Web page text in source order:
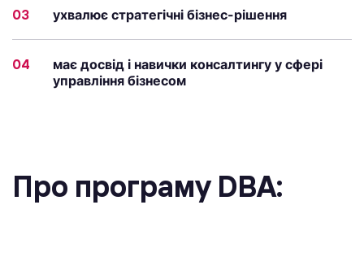
03 ухвалює стратегічні бізнес-рішення
04
має досвід і навички консалтингу у сфері
управління бізнесом
Про програму DBA: